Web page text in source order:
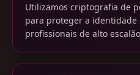
Utilizamos criptografia de
para proteger a
profissionais de alto